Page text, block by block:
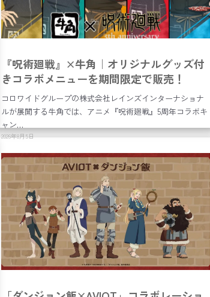
『呪術廻戦』×牛角｜オリジナルグッズ付
きコラボメニューを期間限定で販売！
コロワイドグループの株式会社レインズインターナショナ
ルが展開する牛角では、アニメ『呪術廻戦』5周年コラボキ
ャン…
2026年8月5日